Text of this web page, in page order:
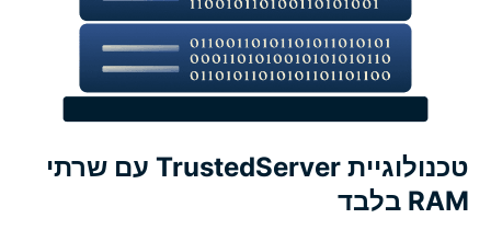
אבטחו את הסיסמאות שלכם עם ExpressKeys
שמרו על סודיות שיחות ה-AI שלכם עם ExpressAI
הגנו על הדוא"ל שלכם עם ExpressMailGuard
טכנולוגיית TrustedServer עם שרתי
RAM בלבד